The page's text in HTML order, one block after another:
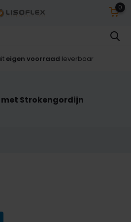
0
eigen voorraad leverbaar
Strokengordijn